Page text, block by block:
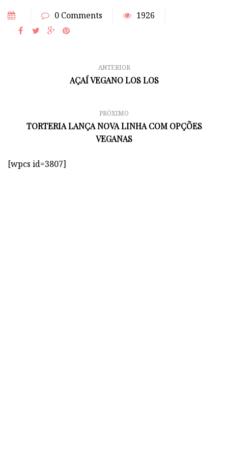
0 Comments 1926
ANTERIOR
AÇAÍ VEGANO LOS LOS
PRÓXIMO
TORTERIA LANÇA NOVA LINHA COM OPÇÕES
VEGANAS
[wpcs id=3807]